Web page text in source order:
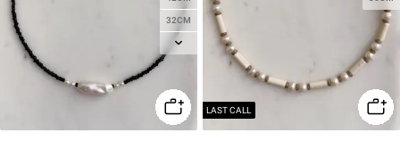
LAST CALL
32CM
35CM